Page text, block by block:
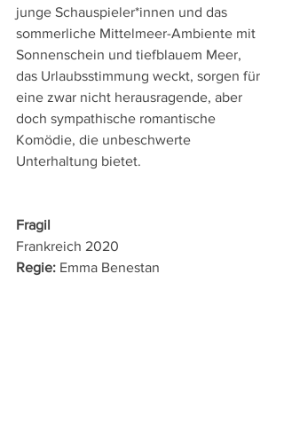
junge Schauspieler*innen und das
sommerliche Mittelmeer-Ambiente mit
Sonnenschein und tiefblauem Meer,
das Urlaubsstimmung weckt, sorgen für
eine zwar nicht herausragende, aber
doch sympathische romantische
Komödie, die unbeschwerte
Unterhaltung bietet.
Fragil
Frankreich 2020
Regie: Emma Benestan